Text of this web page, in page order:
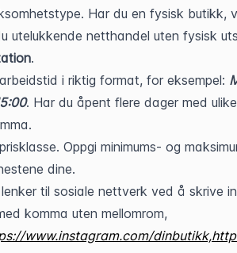
Har du en fysisk butikk,
.
i riktig format, for eksempel:
. Har du åpent flere dager med
Oppgi minimums- og
dine.
til sosiale nettverk ved å skrive
komma uten mellomrom,
www.instagram.com/